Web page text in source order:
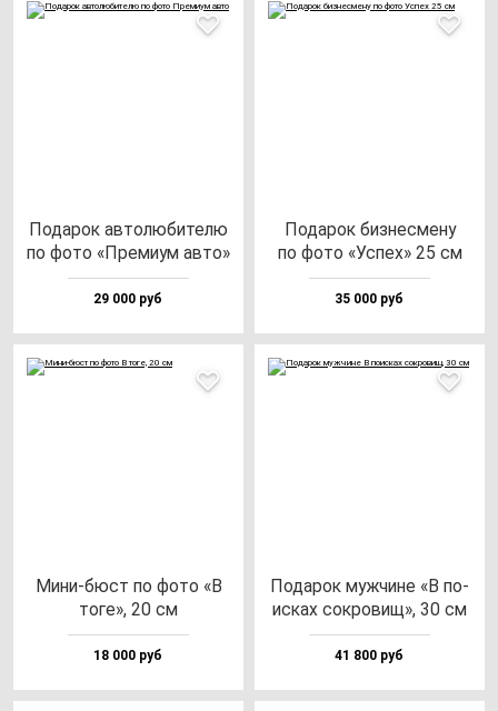
Пода­рок ав­то­лю­би­те­лю
по фо­то «Пре­ми­ум ав­то»
29 000 руб
Пода­рок биз­нес­ме­ну
по фо­то «Успех» 25 см
35 000 руб
Мини-бюст по фо­то «В
то­ге», 20 см
18 000 руб
Пода­рок муж­чи­не «В по­
ис­ках сок­ро­вищ», 30 см
41 800 руб